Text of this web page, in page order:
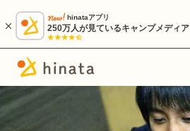
hinataアプリ
250万人が見ているキャンプメディア